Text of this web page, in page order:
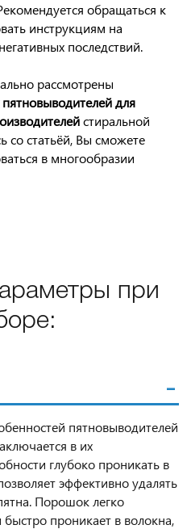
обращаться к
инструкциям на
последствий.
рассмотрены
для
стиральной
со статьёй, Вы сможете
в многообразии
при
пятновыводителей
в их
глубоко проникать в
эффективно удалять
Порошок легко
быстро проникает в волокна,